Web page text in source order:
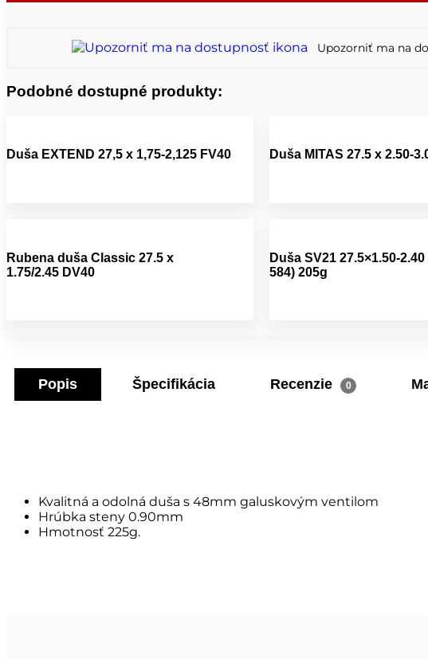
Upozorniť ma na
Podobné dostupné produkty:
Duša EXTEND 27,5 x 1,75-2,125 FV40 Duša MITAS 27.5 x 2.50-
Rubena duša Classic 27.5 x
1.75/2.45 DV40
Duša SV21 27.5×1.50-
584) 205g
Popis Špecifikácia Recenzie 0
Kvalitná a odolná duša s 48mm galuskovým ventilom
Hrúbka steny 0.90mm
Hmotnosť 225g.